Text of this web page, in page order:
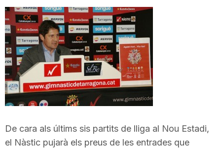
i
u
t
t
De cara als últims sis partits de lliga al Nou Estadi,
el Nàstic pujarà els preus de les entrades que